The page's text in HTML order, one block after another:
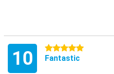
10 5 stars
Fantastic